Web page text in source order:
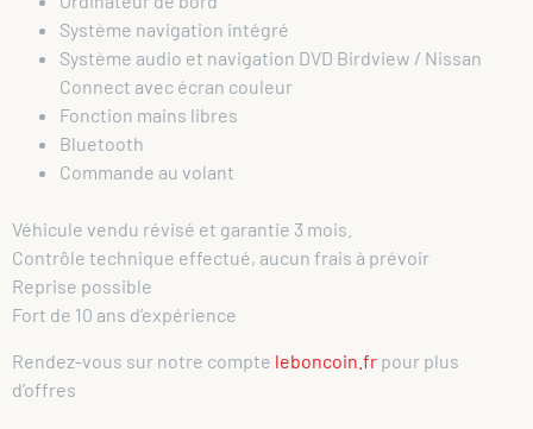
Système navigation intégré
Système audio et navigation DVD Birdview / Nissan
Connect avec écran couleur
Fonction mains libres
Bluetooth
Commande au volant
Véhicule vendu révisé et garantie 3 mois.
Contrôle technique effectué, aucun frais à prévoir
Reprise possible
Fort de 10 ans d’expérience
Rendez-vous sur notre compte leboncoin.fr pour plus
d’offres